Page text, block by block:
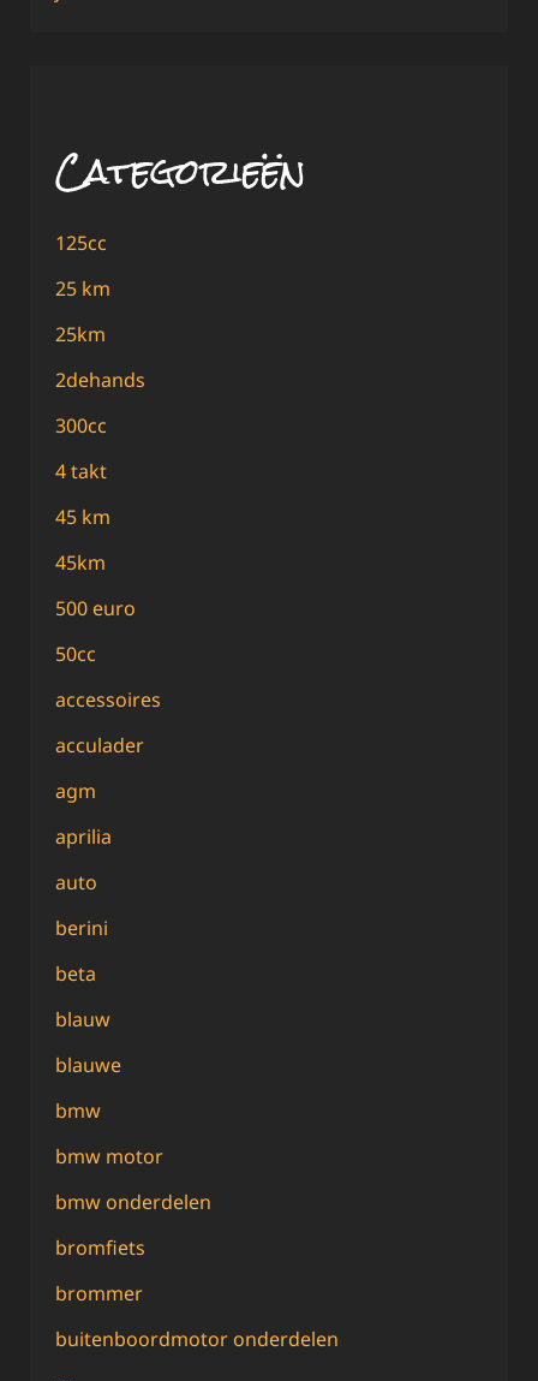
Categorieën
125cc
25 km
25km
2dehands
300cc
4 takt
45 km
45km
500 euro
50cc
accessoires
acculader
agm
aprilia
auto
berini
beta
blauw
blauwe
bmw
bmw motor
bmw onderdelen
bromfiets
brommer
buitenboordmotor onderdelen